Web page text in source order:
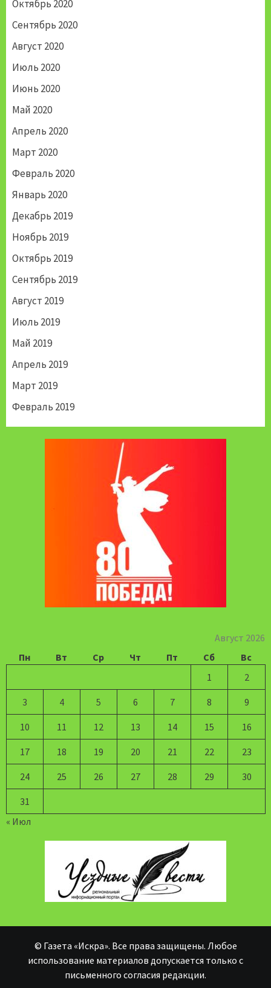
Октябрь 2020
Сентябрь 2020
Август 2020
Июль 2020
Июнь 2020
Май 2020
Апрель 2020
Март 2020
Февраль 2020
Январь 2020
Декабрь 2019
Ноябрь 2019
Октябрь 2019
Сентябрь 2019
Август 2019
Июль 2019
Май 2019
Апрель 2019
Март 2019
Февраль 2019
Август 2026
Пн
Вт Ср Чт Пт Сб
Вс
1
2
3 4 5 6 7 8 9
10 11 12 13 14 15 16
17 18 19 20 21 22 23
24 25 26 27 28 29 30
31
« Июл
© Газета «Искра». Все права защищены. Любое
использование материалов допускается только с
письменного согласия редакции.